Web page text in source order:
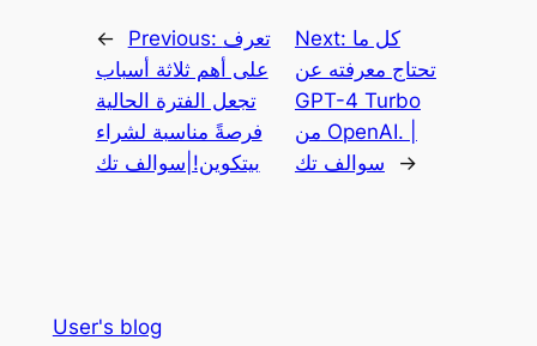
← Previous: تعرف
على أهم ثلاثة أسباب
تجعل الفترة الحالية
فرصةً مناسبة لشراء
بيتكوين!|سوالف تك
Next: كل ما
تحتاج معرفته عن
GPT-4 Turbo
من OpenAI. |
سوالف تك
→
User's blog